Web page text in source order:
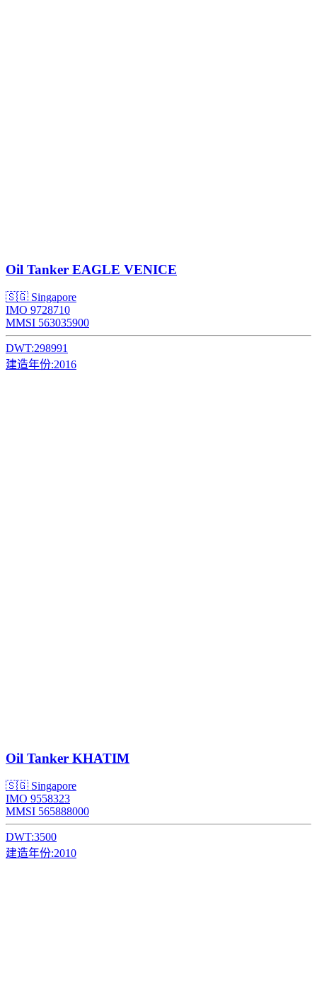
Oil Tanker EAGLE VENICE
🇸🇬 Singapore
IMO 9728710
MMSI 563035900
DWT:298991
建造年份:2016
Oil Tanker KHATIM
🇸🇬 Singapore
IMO 9558323
MMSI 565888000
DWT:3500
建造年份:2010